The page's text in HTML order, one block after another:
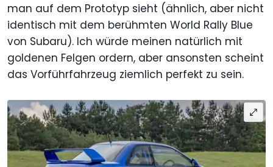
man auf dem Prototyp sieht (ähnlich, aber nicht
identisch mit dem berühmten World Rally Blue
von Subaru). Ich würde meinen natürlich mit
goldenen Felgen ordern, aber ansonsten scheint
das Vorführfahrzeug ziemlich perfekt zu sein.